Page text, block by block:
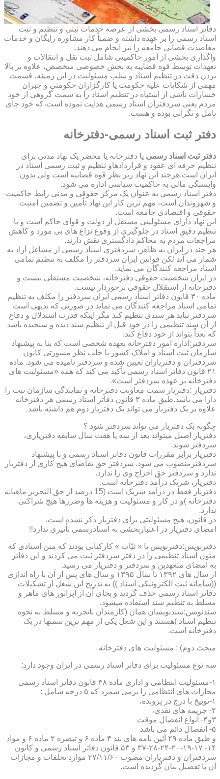
دفاتر اسناد رسمی بخشی از عرضه خدمات ثبتی و تنظیم و ثبت
اسناد رسمی را بر عهده داشته و ضمناً کار مشاوره رایگان و خدمات
معاضدت قضایی جامعه را نیز انجام می دهند.
واگذاری بخشی از امور حاکمیتی شامل ثبت نقل و انتقالات و
تعهدات توسط قوه قضاییه به بخش خصوصی متخصص، علاوه بر بالا
بردن دقت در تنظیم اسناد و سلب مسئولیت در این زمینه، قسمت
مهمی از شکایات علیه حکومت یا کارگزاران حکومتی و جبران
خسارات ناشی از اشتباه در تنظیم اسناد را به سمت گروهی از خود
مردم یعنی سردفتران اسناد رسمی هدایت نموده است،که خود جای
تامل و نگرانی بوده و هست.
دفتر ثبت اسناد رسمی-دفترخانه
دفتر ثبت اسناد رسمی یا دفترخانه یا محضر یک نهاد مدنی برای
تنظیم حرفه ای عقود و قراردادهاو تنظیم و ثبت رسمی اسناد در
ایران است.هرچند این نهاد زیر نظر قوه قضاییه است ولی بدون
وابستگی مالی به حاکمیت سیاسی اداره می شود.
دفتر اسناد رسمی به عنوان یک مرکز حقوقی و مدنی رابط حاکمیت
و شهروندان است، مهم ترین کار این نهاد تأمین و تضمین امنیت
حقوقی و اقتصادی جامعه است.
این نهاد دارای مسئولیتی مستقل از دولت و قوای حاکم است و با
تنظیم دقیق اسناد در جلوگیری از وقوع نزاع های بی مورد و کاهش
مراجعات مردم به محاکم دادگستری نقش دارند.
هر چند در ایران به ظاهر، سردفتری اسناد رسمی از مشاغل آزاد به
شمار می آید لکن قوانین ایران سردفتر را مکلف به تنظیم تمامی
اسناد مراجعه کنندگان می نماید.
در ایران شخصیت حقوقی دفترخانه، شخصیت مستقلی نیست و
دفترخانه از استقلال حقوقی برخوردار نیست.
ماده ۳۰ قانون دفاتر اسناد رسمی ایران سردفتر را مکلف به تنظیم
تمامی اسناد مراجعه کنندگان می نماید در صورتی که بدیهی است
سردفتر نباید هر سندی تنظیم کند مگر اینکه قدرت استدلال و دفاع
از آن سند تنظیمی را در خود قبل از تنظیم سند دیده و سنجیده باشد
که بعداً بتواند از خود دفاع کند.
سردفتر:اداره امور دفترخانه بعهده شخصی است که بنا به پیشنهاد
سازمان ثبت اسناد و املاک کشور با جلب نظر مشورتی کانون
سردفتران و دفتریاران تعیین شده و سردفتر نامیده می شود. ماده
۲۱ قانون دفاتر اسناد رسمی تأکید می کند که همه «مسئولیت های
دفترخانه بر عهده سردفتر است».
دفتریار :دفتریار سمت معاونت دفترخانه و نمایندگی سازمان ثبت را
دارا می باشد.طبق ماده ۳ قانون دفاتر اسناد رسمی هر دفترخانه
علاوه بر یک دفتریار می تواند یک دفتریار دوم هم داشته باشد.
چگونه یک دفتریار می تواند سردفتر شود ؟
دفتریار اصیل میتواند بعد از سه یا هفت سال سابقه دفتریاری،
سردفتر شوند.
دفتریار برابر مقررات قانون دفاتر اسناد رسمی و با پیشنهاد
سردفترمنصوب می شود. سردفتر حق تقاضای هیچ کاری از دفتریار
ندارد و سردفتر حق اخراج وی را ندارد.
دفتریار، شریک درآمد دفترخانه است.
دفتریار فقط در درآمد شریک است (15 درصد از حق التحریر ماهیانه
دفترخانه )و در کار و مسئولیت و هزینه ها وضررها هیچ شراکتی
ندارد.
در قانون، هیچ مسئولیتی برای دفتریار ذکر نشده است.
امضای دفتریار در اعتباربخشی به اسنادرسمی تأثیری ندارد!!
دفترنویس:دفترنویس یا « ثبّات » کارکنانی بودند که متن اسنادی که
متون اسناد تنظیمی را در دفتر سردفتر ثبت می کردند و این دفاتر
به امضای متعهدین و سردفتر و دفتریار می رسید.
از سال های ۱۳۹۲ تا سال ۱۳۹۵ و سال های پس از آن با راه اندازی
((سامانه ثبت الکترونیکی اسناد )) به تدریج این شغل از تشکیلات
دفاتر اسناد رسمی حذف گردید و بجای آن از اپراتور های ماهر و
مسلط به تنظیم سند استفاده میشود.
سندنویس:سندنویسان همان (کارمندان باتجربه و مسلط به نحوه
تنظیم اسناد )هستند و این شغل یکی از مهم ترین سمتها در یک
دفترخانه است.
مبحث دوم) : مسئولیت های دفترخانه
سه نوع مسئولیت برای دفاتر اسناد رسمی در ایران وجود دارد:
۱-مسئولیت انتظامی و اداری ماده ۳۸ قانون دفاتر اسناد رسمی
مجازات های انتظامی را برمی شمرد که ۵ درجه شامل :
۱-توبیخ با درج در پرونده،
۲- جریمه های نقدی،
۳و۴- انواع انفصال موقت
۵- انفصال دائم می باشد
و طبق ماده ۲۹ آئین نامه های بند ۴ ماده ۶ و تبصره ۲ ماده ۶ و مواد
۱۴- ۱۷-۱۹-۲۰-۲۴-۲۸-۳۷ و ۵۳ قانون دفاتر اسناد رسمی و کانون
سردفتران و دفتریاران مصوب ۲۷/۱۱/۶۰ موارد تخلفات و مجازات
آن با تفصیل بیان گردیده است.